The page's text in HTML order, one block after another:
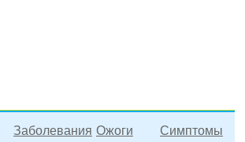
Заболевания Ожоги Симптомы